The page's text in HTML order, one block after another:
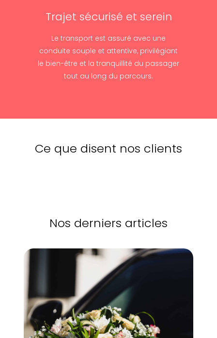
Trajet sécurisé et serein
Le transport est assuré avec une
conduite souple et attentive, privilégiant
le bien-être et la tranquillité du passager
tout au long du parcours.
Ce que disent nos clients
Nos derniers articles